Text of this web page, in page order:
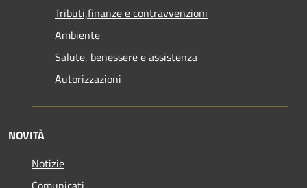
Tributi,finanze e contravvenzioni
Ambiente
Salute, benessere e assistenza
Autorizzazioni
NOVITÀ
Notizie